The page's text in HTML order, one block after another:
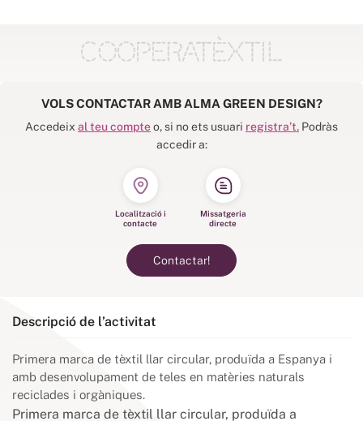
VOLS CONTACTAR AMB ALMA GREEN DESIGN?
Accedeix al teu compteo, si no ets usuari registra’t. Podràs
accedir a:
Localització i
contacte
Missatgeria
directe
Contactar!
Descripció de l’activitat
Primera marca de tèxtil llar circular, produïda a Espanya i
amb desenvolupament de teles en matèries naturals
reciclades i orgàniques.
Primera marca de tèxtil llar circular, produïda a